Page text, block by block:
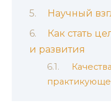
Научный
Как стать
и развития